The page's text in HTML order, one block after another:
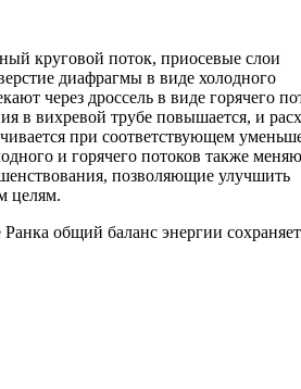
круговой поток, приосевые слои
диафрагмы в виде холодного
через дроссель в виде горячего
в вихревой трубе повышается, и
при соответствующем
и горячего потоков также
позволяющие улучшить
целям.
общий баланс энергии